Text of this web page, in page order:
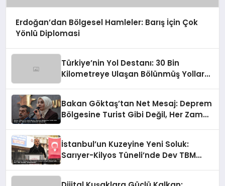
Erdoğan’dan Bölgesel Hamleler: Barış İçin Çok
Yönlü Diplomasi
Türkiye’nin Yol Destanı: 30 Bin
Kilometreye Ulaşan Bölünmüş Yollar
Bakan Göktaş’tan Net Mesaj: Deprem
Bölgesine Turist Gibi Değil, Her Zaman
İstanbul’un Kuzeyine Yeni Soluk:
Sarıyer-Kilyos Tüneli’nde Dev TBM